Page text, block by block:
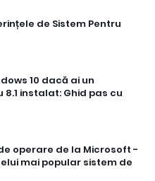
de Sistem Pentru
10 dacă ai un
instalat: Ghid pas cu
operare de la Microsoft -
mai popular sistem de